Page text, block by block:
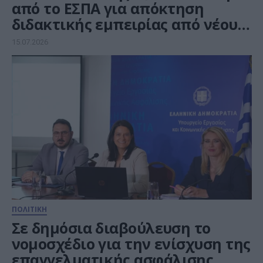
από το ΕΣΠΑ για απόκτηση
διδακτικής εμπειρίας από νέους
κατόχους διδακτορικού
διπλώματος σε ΑΕΙ
15.07.2026
ΠΟΛΙΤΙΚΗ
Σε δημόσια διαβούλευση το
νομοσχέδιο για την ενίσχυση της